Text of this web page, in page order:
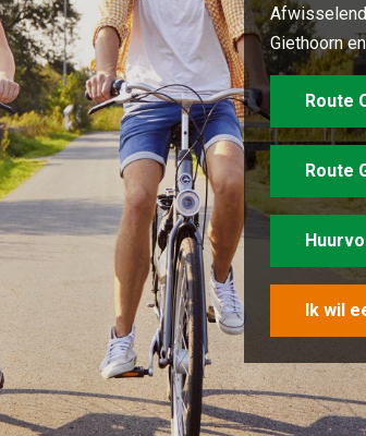
Giethoorn
Route
Route
Ik wil